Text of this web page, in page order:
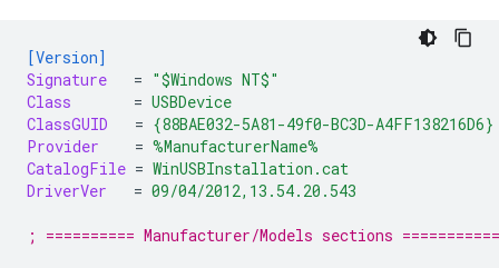
[Version]
Signature
= "$Windows NT$"
Class
= USBDevice
ClassGUID
= {88BAE032-5A81-49f0-BC3D-A4FF138216D6}
Provider
= %ManufacturerName%
CatalogFile = WinUSBInstallation.cat
DriverVer
= 09/04/2012,13.54.20.543
; ========== Manufacturer/Models sections ===========